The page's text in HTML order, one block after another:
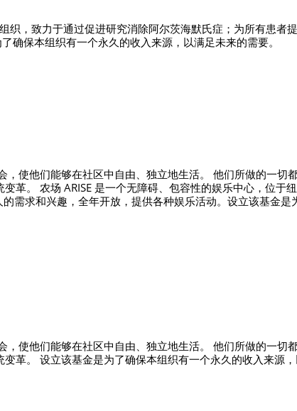
织，致力于通过促进研究消除阿尔茨海默氏症；为所有患者
确保本组织有一个永久的收入来源，以满足未来的需要。
，使他们能够在社区中自由、独立地生活。 他们所做的一切
革。 农场 ARISE 是一个无障碍、包容性的娱乐中心，位于
需求和兴趣，全年开放，提供各种娱乐活动。设立该基金是
，使他们能够在社区中自由、独立地生活。 他们所做的一切
革。 设立该基金是为了确保本组织有一个永久的收入来源，